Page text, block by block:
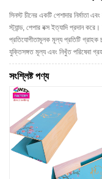
সিনস্ট চীনের একটি পেশাদার নির্মাতা
স্ট্যান্ড, পেপার বক্স ইত্যাদি প্রদান
প্রতিযোগীতামূলক মূল্য প্রতিটি
যুক্তিসঙ্গত মূল্য এবং নিখুঁত পরিষেবা
সংশ্লিষ্ট পণ্য